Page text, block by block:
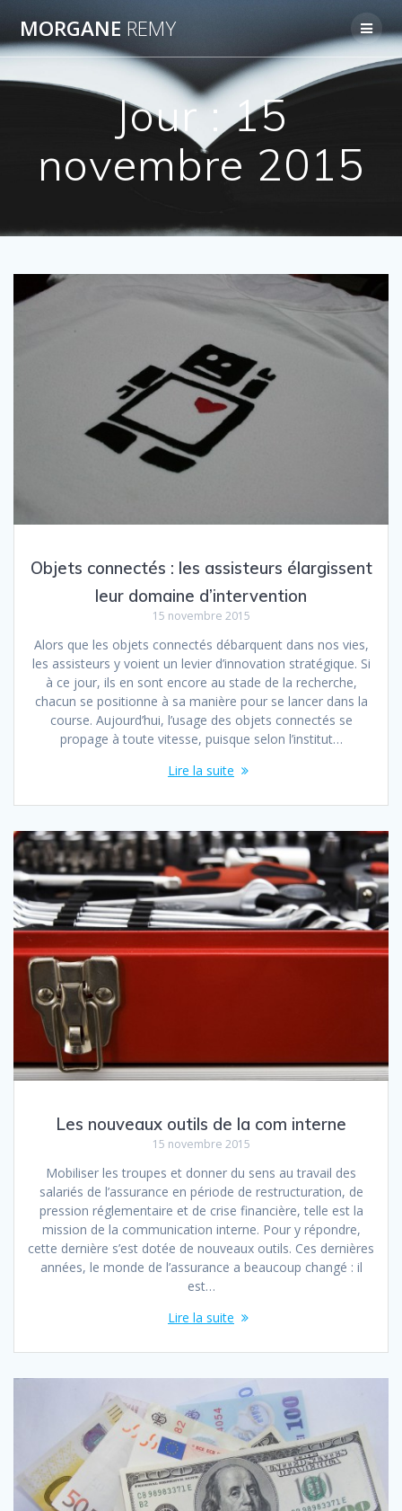
MORGANE REMY
Jour :15
novembre 2015
Objets connectés : les assisteurs élargissent
leur domaine d’intervention
15 novembre 2015
Alors que les objets connectés débarquent dans nos vies,
les assisteurs y voient un levier d’innovation stratégique. Si
à ce jour, ils en sont encore au stade de la recherche,
chacun se positionne à sa manière pour se lancer dans la
course. Aujourd’hui, l’usage des objets connectés se
propage à toute vitesse, puisque selon l’institut…
Lire la suite
Les nouveaux outils de la com interne
15 novembre 2015
Mobiliser les troupes et donner du sens au travail des
salariés de l’assurance en période de restructuration, de
pression réglementaire et de crise financière, telle est la
mission de la communication interne. Pour y répondre,
cette dernière s’est dotée de nouveaux outils. Ces dernières
années, le monde de l’assurance a beaucoup changé : il
est…
Lire la suite